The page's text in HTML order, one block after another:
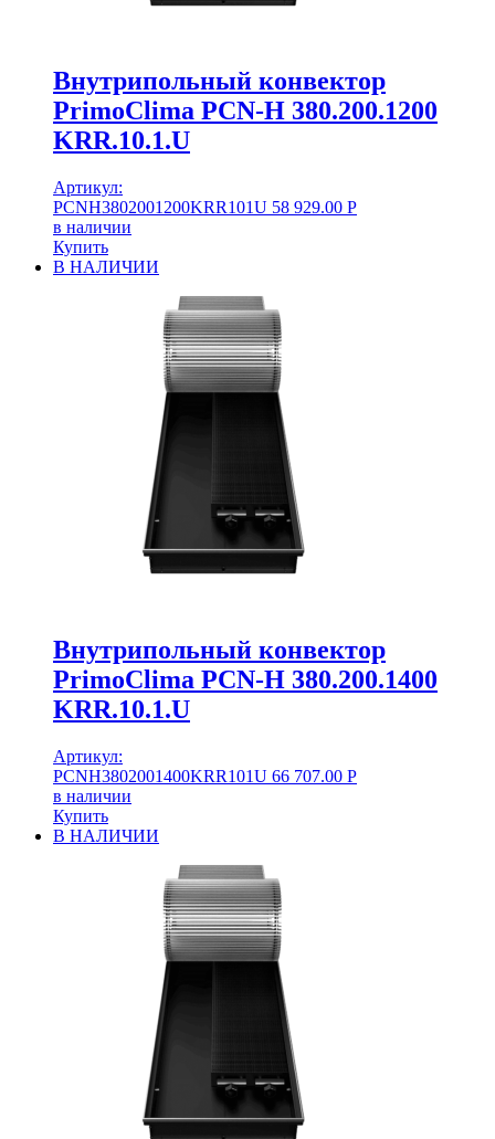
Внутрипольный конвектор
PrimoClima PCN-H 380.200.1200
KRR.10.1.U
Артикул:
PCNH3802001200KRR101U 58 929.00 Р
в наличии
Купить
В НАЛИЧИИ
Внутрипольный конвектор
PrimoClima PCN-H 380.200.1400
KRR.10.1.U
Артикул:
PCNH3802001400KRR101U 66 707.00 Р
в наличии
Купить
В НАЛИЧИИ